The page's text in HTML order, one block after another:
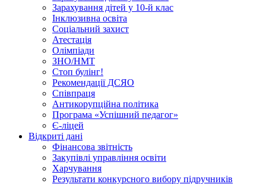
Зарахування дітей у 10-й клас
Інклюзивна освіта
Соціальний захист
Атестація
Олімпіади
ЗНО/НМТ
Стоп булінг!
Рекомендації ДСЯО
Співпраця
Антикорупційна політика
Програма «Успішний педагог»
Є-ліцей
Відкриті дані
Фінансова звітність
Закупівлі управління освіти
Харчування
Результати конкурсного вибору підручників